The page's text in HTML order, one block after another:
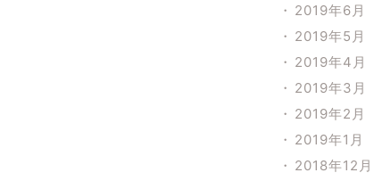
2019年6月
2019年5月
2019年4月
2019年3月
2019年2月
2019年1月
2018年12月